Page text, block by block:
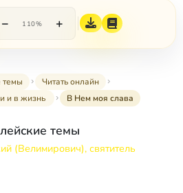
− 110% +
темы
Читать онлайн
и в жизнь
В Нем моя слава
темы
(Велимирович), святитель